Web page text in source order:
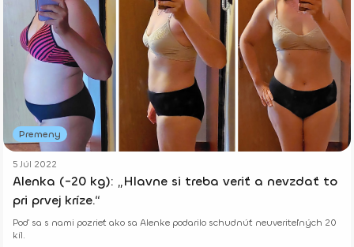
Premeny
5 Júl 2022
Alenka (-20 kg): „Hlavne si treba veriť a nevzdať to
pri prvej kríze.“
Poď sa s nami pozrieť ako sa Alenke podarilo schudnúť neuveriteľných 20
kíl.